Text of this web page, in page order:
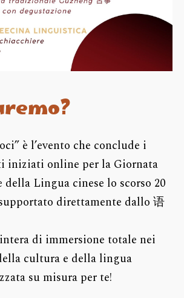
è l’evento che conclude i
iniziati online per la Giornata
Lingua cinese lo scorso 20
direttamente dallo 语
di immersione totale nei
cultura e della lingua
su misura per te!